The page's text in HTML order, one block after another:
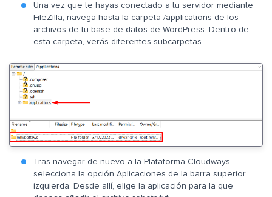
Una vez que te hayas conectado a tu servidor mediante
FileZilla, navega hasta la carpeta /applications de los
archivos de tu base de datos de WordPress. Dentro de
esta carpeta, verás diferentes subcarpetas.
Tras navegar de nuevo a la Plataforma Cloudways,
selecciona la opción Aplicaciones de la barra superior
izquierda. Desde allí, elige la aplicación para la que